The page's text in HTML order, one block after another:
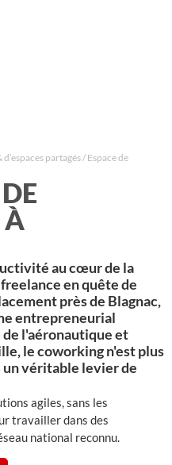
partagés/ Espace de
À
au cœur de la
en quête de
près de Blagnac,
entrepreneurial
l'aéronautique et
le coworking n'est plus
véritable levier de
agiles, sans les
travailler dans des
national reconnu.